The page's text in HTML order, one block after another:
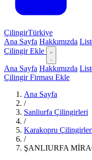
ÇilingirTürkiye
Ana Sayfa Hakkımızda
Çilingir Ekle
Ana Sayfa Hakkımızda
Çilingir Firması Ekle
Ana Sayfa
/
Sanliurfa Çilingirleri
/
Karakopru
/
ŞANLIURFA